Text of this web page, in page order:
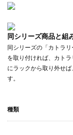
同シリーズ商品と組
同シリーズの「カトラ
を取り付ければ、カト
にラックから取り外せ
す。
種類